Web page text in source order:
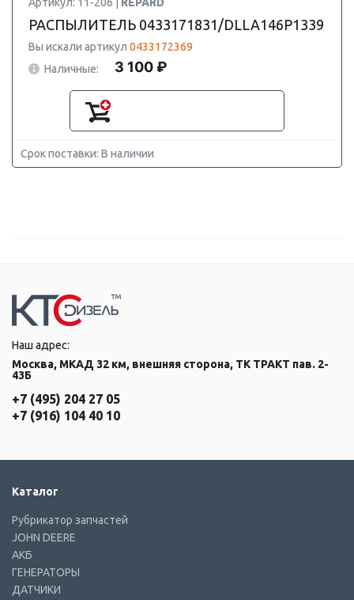
РАСПЫЛИТЕЛЬ 0433171831/DLLA146P1339
Вы искали артикул 0433172369
Наличные:
3 100 ₽
Срок поставки: В наличии
Наш адрес:
Москва, МКАД 32 км, внешняя сторона, ТК ТРАКТ пав. 2-
43Б
+7 (495) 204 27 05
+7 (916) 104 40 10
Каталог
Рубрикатор запчастей
JOHN DEERE
АКБ
ГЕНЕРАТОРЫ
ДАТЧИКИ